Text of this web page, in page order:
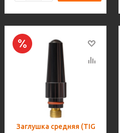
Заглушка средняя (TIG